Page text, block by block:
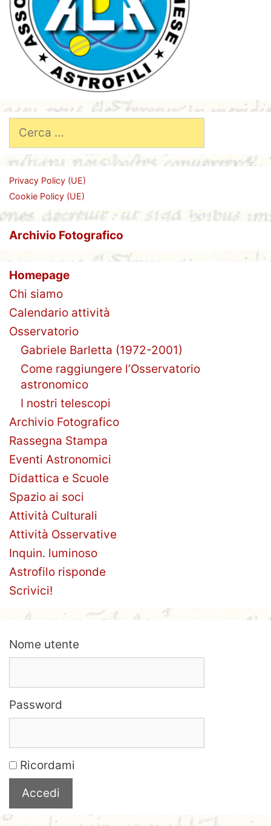
Ricerca
per:
Privacy Policy (UE)
Cookie Policy (UE)
Archivio Fotografico
Homepage
Chi siamo
Calendario attività
Osservatorio
Gabriele Barletta (1972-2001)
Come raggiungere l’Osservatorio
astronomico
I nostri telescopi
Archivio Fotografico
Rassegna Stampa
Eventi Astronomici
Didattica e Scuole
Spazio ai soci
Attività Culturali
Attività Osservative
Inquin. luminoso
Astrofilo risponde
Scrivici!
Nome utente
Password
Ricordami